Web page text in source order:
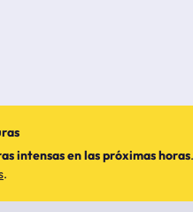
intensas en las próximas horas
.